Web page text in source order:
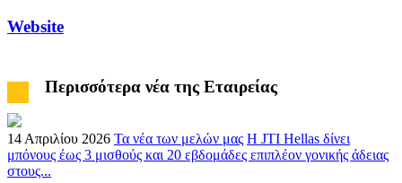
Website
Περισσότερα νέα της Εταιρείας
14 Απριλίου 2026 Τα νέα των μελών μας Η JTI Hellas δίνει
μπόνους έως 3 μισθούς και 20 εβδομάδες επιπλέον γονικής άδειας
στους...